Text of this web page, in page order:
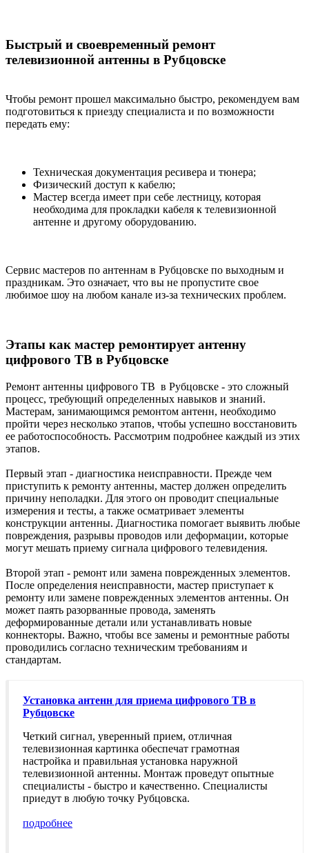
Быстрый и своевременный ремонт
телевизионной антенны в Рубцовске
Чтобы ремонт прошел максимально быстро, рекомендуем вам
подготовиться к приезду специалиста и по возможности
передать ему:
Техническая документация ресивера и тюнера;
Физический доступ к кабелю;
Мастер всегда имеет при себе лестницу, которая
необходима для прокладки кабеля к телевизионной
антенне и другому оборудованию.
Сервис мастеров по антеннам в Рубцовске по выходным и
праздникам. Это означает, что вы не пропустите свое
любимое шоу на любом канале из-за технических проблем.
Этапы как мастер ремонтирует антенну
цифрового ТВ в Рубцовске
Ремонт антенны цифрового ТВ в Рубцовске - это сложный
процесс, требующий определенных навыков и знаний.
Мастерам, занимающимся ремонтом антенн, необходимо
пройти через несколько этапов, чтобы успешно восстановить
ее работоспособность. Рассмотрим подробнее каждый из этих
этапов.
Первый этап - диагностика неисправности. Прежде чем
приступить к ремонту антенны, мастер должен определить
причину неполадки. Для этого он проводит специальные
измерения и тесты, а также осматривает элементы
конструкции антенны. Диагностика помогает выявить любые
повреждения, разрывы проводов или деформации, которые
могут мешать приему сигнала цифрового телевидения.
Второй этап - ремонт или замена поврежденных элементов.
После определения неисправности, мастер приступает к
ремонту или замене поврежденных элементов антенны. Он
может паять разорванные провода, заменять
деформированные детали или устанавливать новые
коннекторы. Важно, чтобы все замены и ремонтные работы
проводились согласно техническим требованиям и
стандартам.
Установка антенн для приема цифрового ТВ в
Рубцовске
Четкий сигнал, уверенный прием, отличная
телевизионная картинка обеспечат грамотная
настройка и правильная установка наружной
телевизионной антенны. Монтаж проведут опытные
специалисты - быстро и качественно. Специалисты
приедут в любую точку Рубцовска.
подробнее